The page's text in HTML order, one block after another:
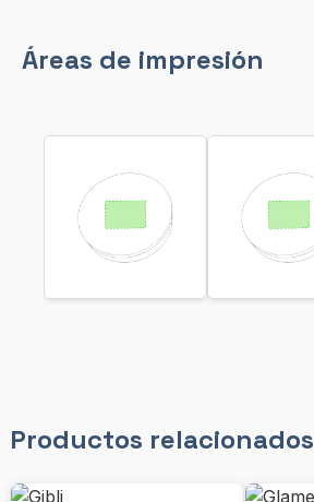
Áreas de impresión
Productos relacionados